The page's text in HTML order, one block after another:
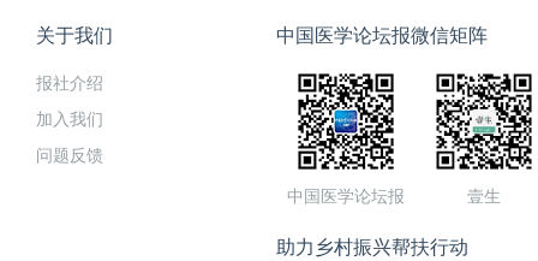
关于我们
报社介绍
加入我们
问题反馈
中国医学论坛报微信矩阵
中国医学论坛报 壹生
助力乡村振兴帮扶行动